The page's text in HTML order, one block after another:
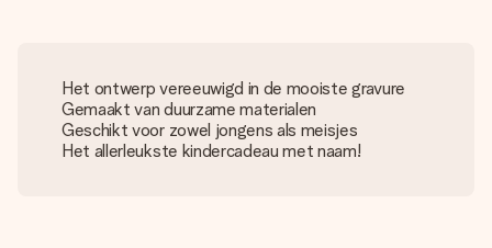
Het ontwerp vereeuwigd in de mooiste gravure
Gemaakt van duurzame materialen
Geschikt voor zowel jongens als meisjes
Het allerleukste kindercadeau met naam!